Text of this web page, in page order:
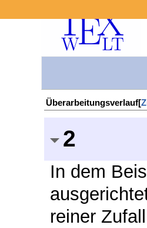
Überarbeitungsverlauf[
2
In dem
reiner